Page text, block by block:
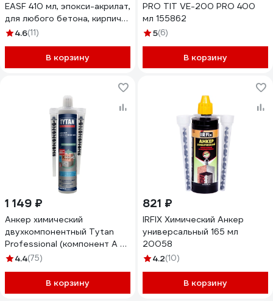
EASF 410 мл, эпокси-акрилат,
для любого бетона, кирпича
+ 1 насадка HIMEASF410
4.6(11)
В корзину
PRO TIT VE-200 PRO 400
мл 155862
5(6)
В корзину
1 149 ₽
Анкер химический
двухкомпонентный Tytan
Professional (компонент А +
компонент В) зимний, 300 мл
4.4(75)
В корзину
821 ₽
IRFIX Химический Анкер
универсальный 165 мл
20058
4.2(10)
В корзину